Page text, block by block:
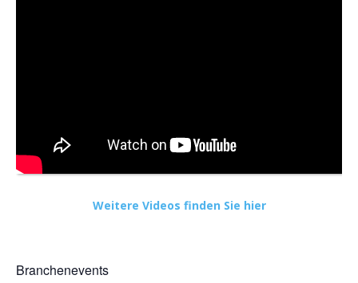
Weitere Videos finden Sie hier
Branchenevents